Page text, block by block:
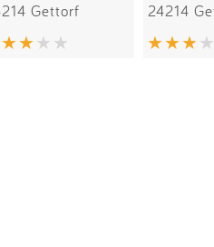
Gettorf 24214